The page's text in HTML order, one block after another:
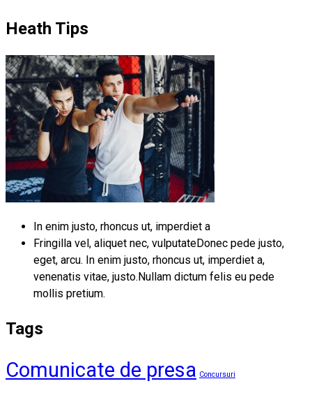
Heath Tips
In enim justo, rhoncus ut, imperdiet a
Fringilla vel, aliquet nec, vulputateDonec pede justo,
eget, arcu. In enim justo, rhoncus ut, imperdiet a,
venenatis vitae, justo.Nullam dictum felis eu pede
mollis pretium.
Tags
Comunicate de presa Concursuri